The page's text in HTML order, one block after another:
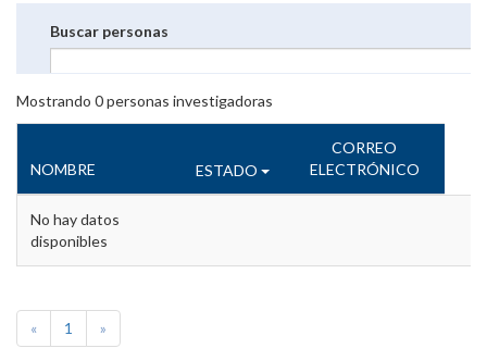
Buscar personas
Mostrando 0personas investigadoras
NOMBRE ESTADO
CORREO
ELECTRÓNICO
No hay datos
disponibles
« 1 »